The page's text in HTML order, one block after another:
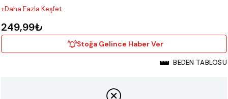
+Daha Fazla Keşfet
249,99₺
Stoğa Gelince Haber Ver
BEDEN TABLOSU